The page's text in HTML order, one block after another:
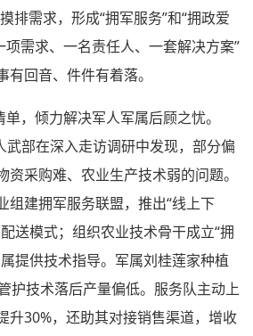
排需求，形成“拥军服务”和“拥政爱
项需求、一名责任人、一套解决方案”
回音、件件有着落。
单，倾力解决军人军属后顾之忧。
部在深入走访调研中发现，部分偏
采购难、农业生产技术弱的问题。
组建拥军服务联盟，推出“线上下
送模式；组织农业技术骨干成立“拥
提供技术指导。军属刘桂莲家种植
护技术落后产量偏低。服务队主动上
升30%，还助其对接销售渠道，增收